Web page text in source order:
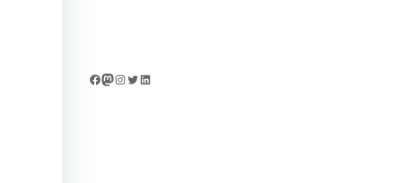
Facebook
Mastodon
Instagram
Twitter
LinkedIn